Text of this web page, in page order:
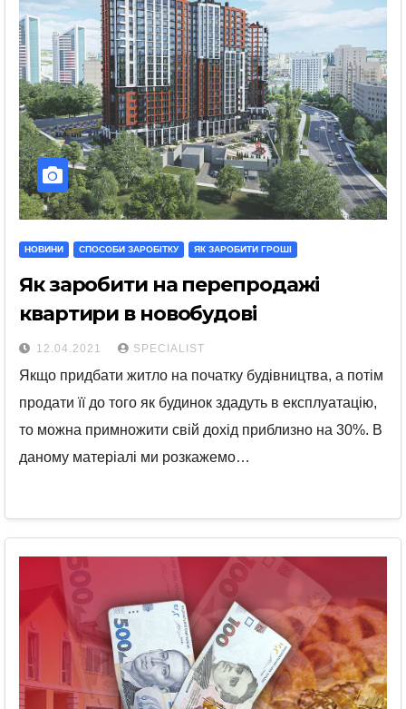
НОВИНИ СПОСОБИ ЗАРОБІТКУ ЯК ЗАРОБИТИ ГРОШІ
Як заробити на перепродажі
квартири в новобудові
12.04.2021 SPECIALIST
Якщо придбати житло на початку будівництва, а потім
продати її до того як будинок здадуть в експлуатацію,
то можна примножити свій дохід приблизно на 30%. В
даному матеріалі ми розкажемо…